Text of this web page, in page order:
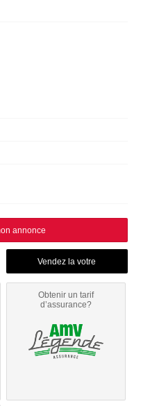
annonce
Obtenir un tarif
d’assurance?